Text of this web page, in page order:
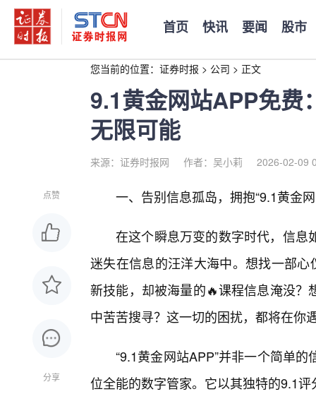
首页 快讯 要闻 股市
您当前的位置： 证券时报 > 公司 > 正文
9.1黄金网站APP免费
无限可能
来源：证券时报网 作者：吴小莉 2026-02-09
点赞
分享
一、告别信息孤岛，拥抱“9.1黄金
在这个瞬息万变的数字时代，信息
迷失在信息的汪洋大海中。想找一部
新技能，却被海量的🔥课程信息淹没
中苦苦搜寻？这一切的困扰，都将在你
“9.1黄金网站APP”并非一个简单
位全能的数字管家。它以其独特的9.1